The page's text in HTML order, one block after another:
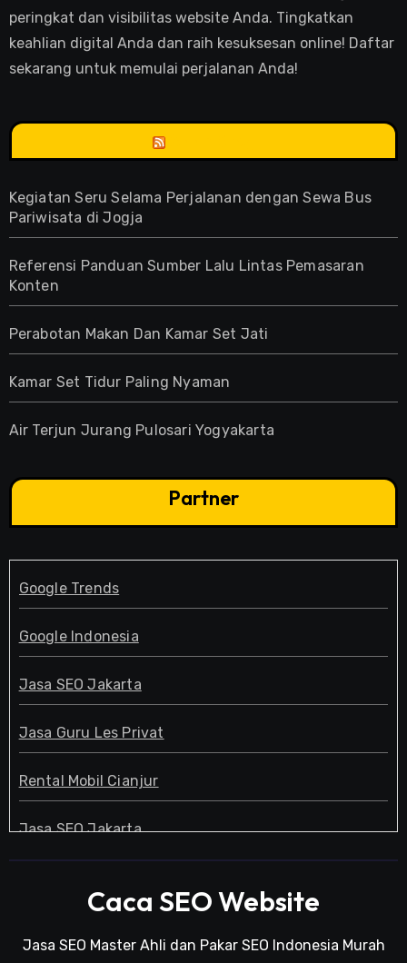
peringkat dan visibilitas website Anda. Tingkatkan
keahlian digital Anda dan raih kesuksesan online! Daftar
sekarang untuk memulai perjalanan Anda!
Kegiatan Seru Selama Perjalanan dengan Sewa Bus
Pariwisata di Jogja
Referensi Panduan Sumber Lalu Lintas Pemasaran
Konten
Perabotan Makan Dan Kamar Set Jati
Kamar Set Tidur Paling Nyaman
Air Terjun Jurang Pulosari Yogyakarta
Partner
Google Trends
Google Indonesia
Jasa SEO Jakarta
Jasa Guru Les Privat
Rental Mobil Cianjur
Jasa SEO Jakarta
Caca SEO Website
Jasa SEO Master Ahli dan Pakar SEO Indonesia Murah